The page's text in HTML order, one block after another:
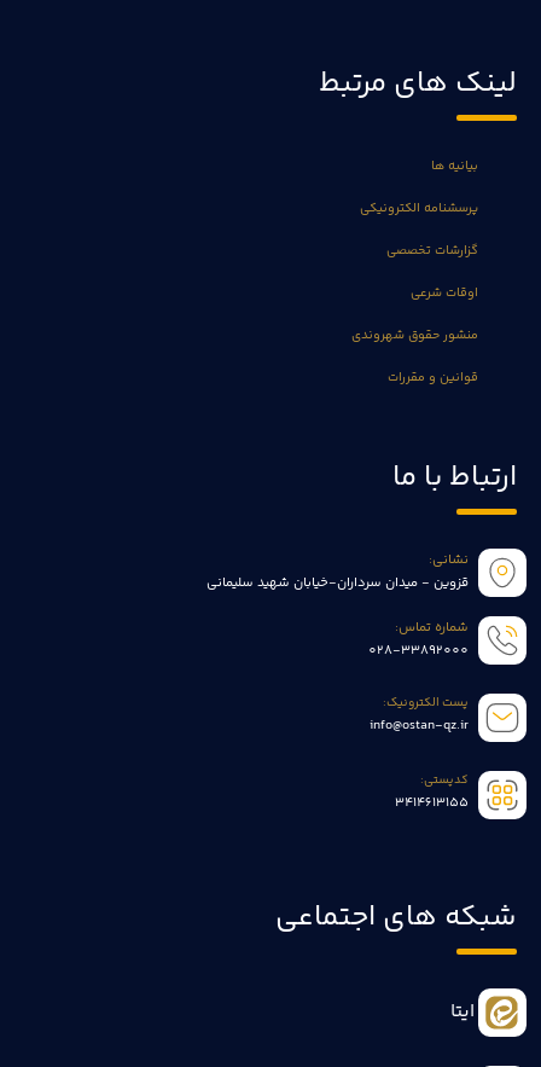
لینک های مرتبط
بیانیه ها
پرسشنامه الکترونیکی
گزارشات تخصصی
اوقات شرعی
منشور حقوق شهروندی
قوانین و مقررات
ارتباط با ما
نشانی:
قزوین - میدان سرداران-خیابان شهید سلیمانی
شماره تماس:
028-33892000
پست الکترونیک:
info@ostan-qz.ir
کدپستی:
3414613155
شبکه های اجتماعی
ایتا